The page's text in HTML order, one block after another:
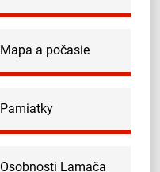
Mapa a počasie
Pamiatky
Osobnosti Lamača